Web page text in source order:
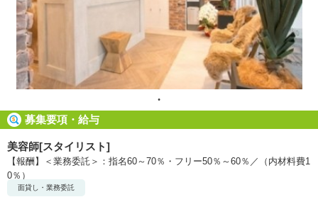
募集要項・給与
美容師[スタイリスト]
【報酬】＜業務委託＞：指名60～70％・フリー50％～60％／（内材料費1
0％）
面貸し・業務委託